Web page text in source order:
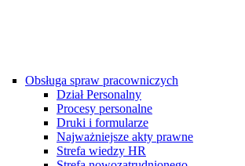
Obsługa spraw pracowniczych
Dział Personalny
Procesy personalne
Druki i formularze
Najważniejsze akty prawne
Strefa wiedzy HR